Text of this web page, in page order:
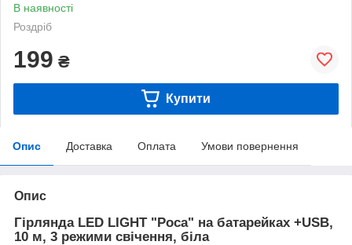
В наявності
Роздріб
199 ₴
Купити
Опис Доставка Оплата Умови повернення
Опис
Гірлянда LED LIGHT "Роса" на батарейках +USB,
10 м, 3 режими свічення, біла